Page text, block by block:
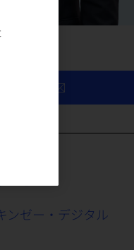
ンゼー・デジタル